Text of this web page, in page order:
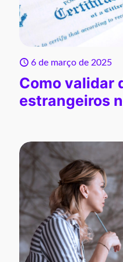
6 de março de 2025
Como validar
estrangeiros